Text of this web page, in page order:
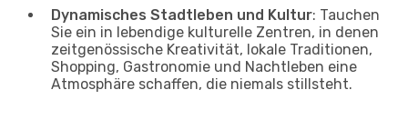
Dynamisches Stadtleben und Kultur: Tauchen
Sie ein in lebendige kulturelle Zentren, in denen
zeitgenössische Kreativität, lokale Traditionen,
Shopping, Gastronomie und Nachtleben eine
Atmosphäre schaffen, die niemals stillsteht.